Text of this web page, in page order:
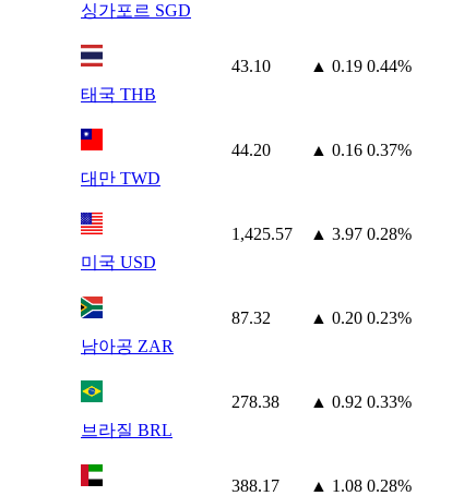
싱가포르 SGD
태국 THB
43.10 ▲ 0.19 0.44%
대만 TWD
44.20 ▲ 0.16 0.37%
미국 USD
1,425.57 ▲ 3.97 0.28%
남아공 ZAR
87.32 ▲ 0.20 0.23%
브라질 BRL
278.38 ▲ 0.92 0.33%
388.17 ▲ 1.08 0.28%